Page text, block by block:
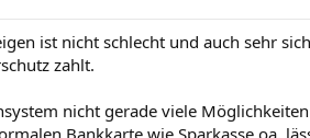
ist nicht schlecht und auch sehr
zahlt.
nicht gerade viele
Bankkarte wie Sparkasse oa.